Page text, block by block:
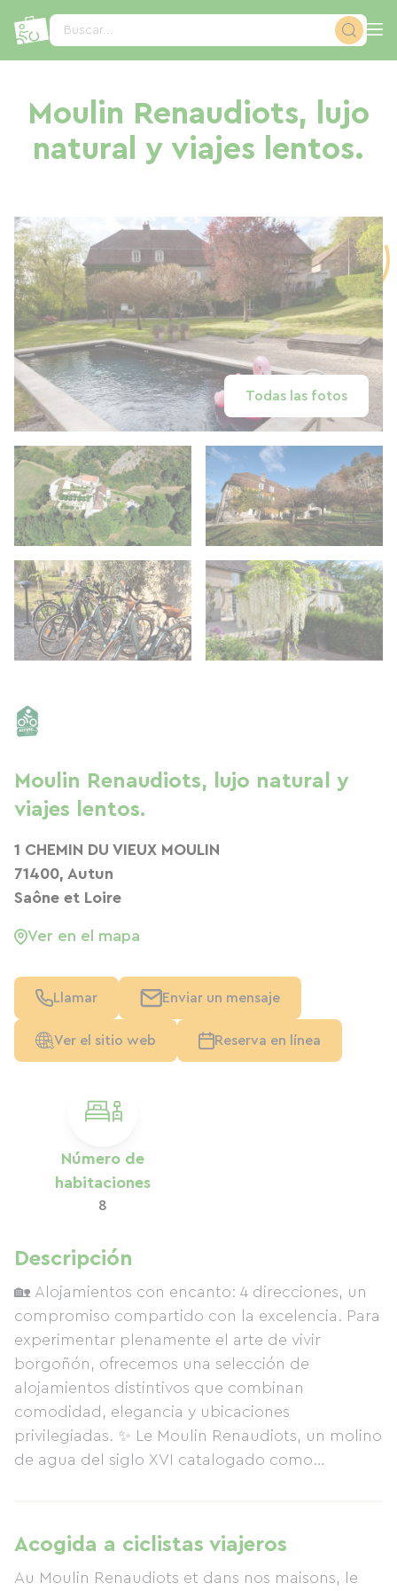
Buscar...
Moulin Renaudiots, lujo
natural y viajes lentos.
Todas las fotos
Número de
habitaciones
8
Descripción
🏡 Alojamientos con encanto: 4 direcciones, un
compromiso compartido con la excelencia. Para
experimentar plenamente el arte de vivir
borgoñón, ofrecemos una selección de
alojamientos distintivos que combinan
comodidad, elegancia y ubicaciones
privilegiadas. ✨ Le Moulin Renaudiots, un molino
de agua del siglo XVI catalogado como
el bosque y el río. 💫 Maison Luisa, un
encantador apartamento en el centro de Autun,
le permite explorar la ciudad histórica y sus
Acogida a ciclistas viajeros
Au Moulin Renaudiots et dans nos maisons, le
Moulin Renaudiots, lujo natural y
viajes lentos.
1 CHEMIN DU VIEUX MOULIN
71400, Autun
Saône et Loire
Ver en el mapa
Llamar Enviar un mensaje
Ver el sitio web Reserva en línea
Panel de gestión de cookies